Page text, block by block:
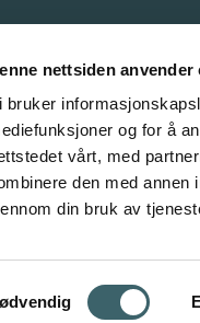
nettsiden anvender
bruker
og for å
vårt, med
den med annen
din bruk av